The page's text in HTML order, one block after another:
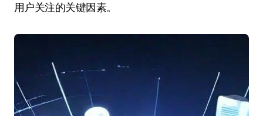
用户关注的关键因素。